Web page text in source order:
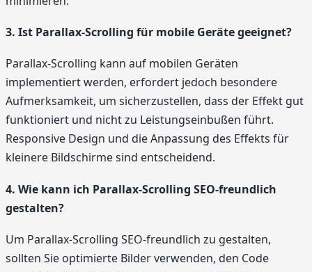
3. Ist Parallax-Scrolling für mobile Geräte geeignet?
Parallax-Scrolling kann auf mobilen Geräten
implementiert werden, erfordert jedoch besondere
Aufmerksamkeit, um sicherzustellen, dass der Effekt gut
funktioniert und nicht zu Leistungseinbußen führt.
Responsive Design und die Anpassung des Effekts für
kleinere Bildschirme sind entscheidend.
4. Wie kann ich Parallax-Scrolling SEO-freundlich
gestalten?
Um Parallax-Scrolling SEO-freundlich zu gestalten,
sollten Sie optimierte Bilder verwenden, den Code